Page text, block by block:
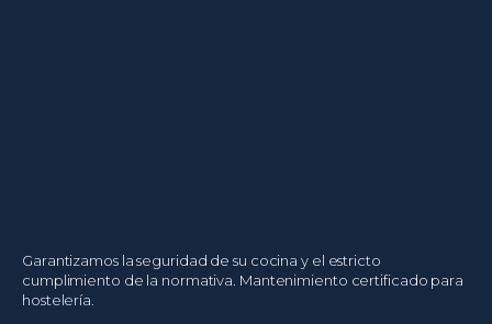
Garantizamos la seguridad de su cocina y el estricto
cumplimiento de la normativa. Mantenimiento certificado para
hostelería.